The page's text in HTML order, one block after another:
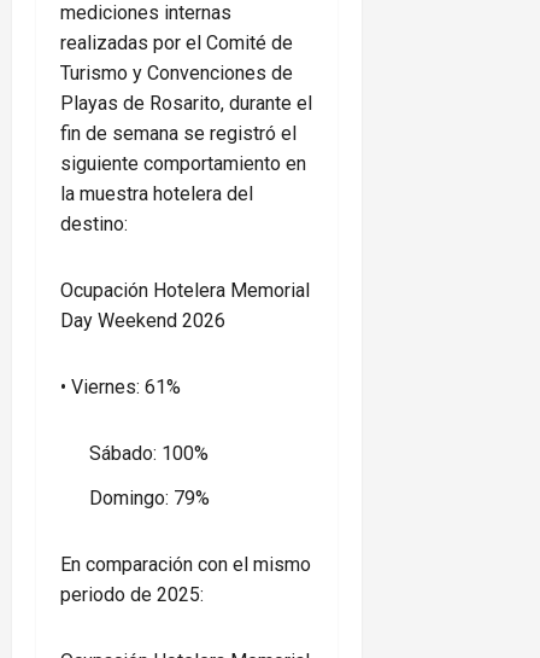
mediciones internas
realizadas por el Comité de
Turismo y Convenciones de
Playas de Rosarito, durante el
fin de semana se registró el
siguiente comportamiento en
la muestra hotelera del
destino:
Ocupación Hotelera Memorial
Day Weekend 2026
• Viernes: 61%
Sábado: 100%
Domingo: 79%
En comparación con el mismo
periodo de 2025: